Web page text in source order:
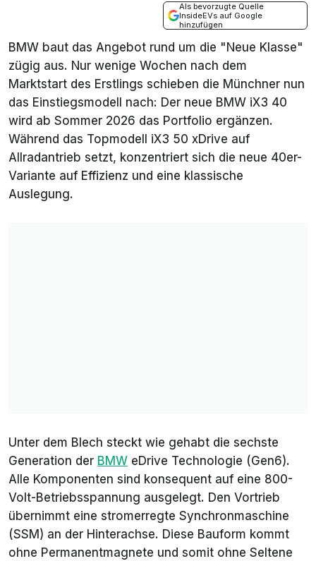
Als bevorzugte Quelle
InsideEVs auf Google
hinzufügen
BMW baut das Angebot rund um die "Neue Klasse"
zügig aus. Nur wenige Wochen nach dem
Marktstart des Erstlings schieben die Münchner nun
das Einstiegsmodell nach: Der neue BMW iX3 40
wird ab Sommer 2026 das Portfolio ergänzen.
Während das Topmodell iX3 50 xDrive auf
Allradantrieb setzt, konzentriert sich die neue 40er-
Variante auf Effizienz und eine klassische
Auslegung.
Unter dem Blech steckt wie gehabt die sechste
Generation der BMW eDrive Technologie (Gen6).
Alle Komponenten sind konsequent auf eine 800-
Volt-Betriebsspannung ausgelegt. Den Vortrieb
übernimmt eine stromerregte Synchronmaschine
(SSM) an der Hinterachse. Diese Bauform kommt
ohne Permanentmagnete und somit ohne Seltene